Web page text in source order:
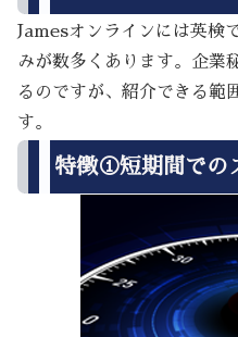
Jamesオンラインには英検
みが数多くあります。企業
るのですが、紹介できる範
す。
特徴①短期間での